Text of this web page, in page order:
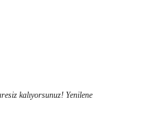
kalıyorsunuz! Yenilene